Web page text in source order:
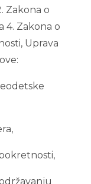
Zakona o
4. Zakona o
Uprava